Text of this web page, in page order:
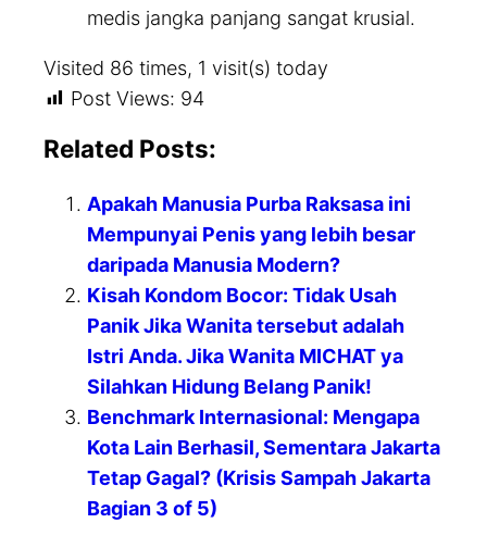
medis jangka panjang sangat krusial.
Visited 86 times, 1 visit(s) today
Post Views: 94
Related Posts:
Apakah Manusia Purba Raksasa ini
Mempunyai Penis yang lebih besar
daripada Manusia Modern?
Kisah Kondom Bocor: Tidak Usah
Panik Jika Wanita tersebut adalah
Istri Anda. Jika Wanita MICHAT ya
Silahkan Hidung Belang Panik!
Benchmark Internasional: Mengapa
Kota Lain Berhasil, Sementara Jakarta
Tetap Gagal? (Krisis Sampah Jakarta
Bagian 3 of 5)